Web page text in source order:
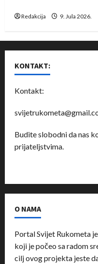
Redakcija 9. Jula 2026.
KONTAKT:
Kontakt:
Budite slobodni da nas
prijateljstvima.
O NAMA
Portal Svijet Rukometa
koji je počeo sa radom
cilj ovog projekta jeste